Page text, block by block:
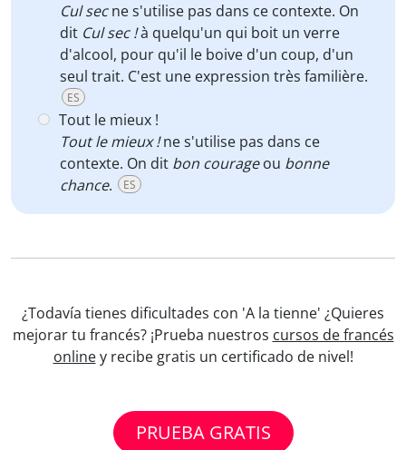
Cul secne s'utilise pas dans ce contexte. On
dit Cul sec !à quelqu'un qui boit un verre
d'alcool, pour qu'il le boive d'un coup, d'un
seul trait. C'est une expression très familière.
ES
Tout le mieux !
Tout le mieux !ne s'utilise pas dans ce
contexte. On dit bon courageou bonne
chance. ES
¿Todavía tienes dificultades con 'A la tienne' ¿Quieres
mejorar tu francés? ¡Prueba nuestros cursos de francés
onliney recibe gratis un certificado de nivel!
PRUEBA GRATIS